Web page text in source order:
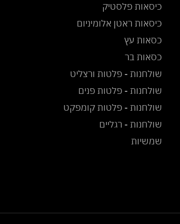
כיסאות פלסטיק
כיסאות ראטן אלומיניום
כסאות עץ
כסאות בר
שולחנות - פלטות ורצליט
שולחנות - פלטות פנים
שולחנות - פלטות קומפקט
שולחנות - רגליים
שמשיות